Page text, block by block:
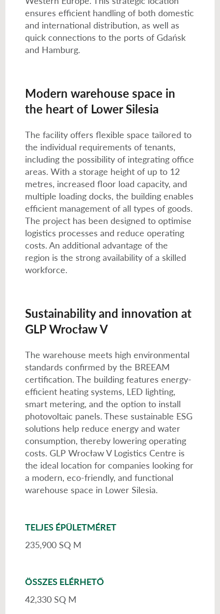
ensures efficient handling of both domestic
and international distribution, as well as
quick connections to the ports of Gdańsk
and Hamburg.
Modern warehouse space in
the heart of Lower Silesia
The facility offers flexible space tailored to
the individual requirements of tenants,
including the possibility of integrating office
areas. With a storage height of up to 12
metres, increased floor load capacity, and
multiple loading docks, the building enables
efficient management of all types of goods.
The project has been designed to optimise
logistics processes and reduce operating
costs. An additional advantage of the
region is the strong availability of a skilled
workforce.
Sustainability and innovation at
GLP Wrocław V
The warehouse meets high environmental
standards confirmed by the BREEAM
certification. The building features energy-
efficient heating systems, LED lighting,
smart metering, and the option to install
photovoltaic panels. These sustainable ESG
solutions help reduce energy and water
consumption, thereby lowering operating
costs. GLP Wrocław V Logistics Centre is
the ideal location for companies looking for
a modern, eco-friendly, and functional
warehouse space in Lower Silesia.
TELJES ÉPÜLETMÉRET
235,900 SQ M
ÖSSZES ELÉRHETŐ
42,330 SQ M